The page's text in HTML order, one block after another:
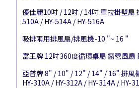
優佳麗10吋 / 12吋 / 14吋 單拉掛壁扇
510A / HY-514A / HY-516A
吸排兩用排風扇/排風機-10 "~ 16 "
富王牌 12吋360度循環桌扇 露營風扇
亞普牌 8" / 10" / 12" / 14" / 16" 排風
HY-310A / HY-312A / HY-314A / HY-